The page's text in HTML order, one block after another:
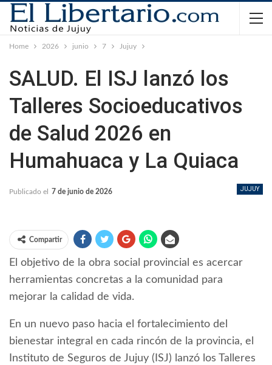
Home 2026 junio 7 Jujuy
SALUD. El ISJ lanzó los
Talleres Socioeducativos
de Salud 2026 en
Humahuaca y La Quiaca
JUJUY
Publicado el 7 de junio de 2026
Compartir
El objetivo de la obra social provincial es acercar
herramientas concretas a la comunidad para
mejorar la calidad de vida.
En un nuevo paso hacia el fortalecimiento del
bienestar integral en cada rincón de la provincia, el
Instituto de Seguros de Jujuy (ISJ) lanzó los Talleres